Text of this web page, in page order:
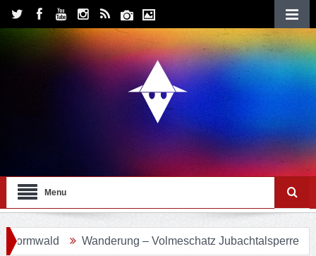
Menu
Wanderung – Volmeschatz Jubachtalsperre